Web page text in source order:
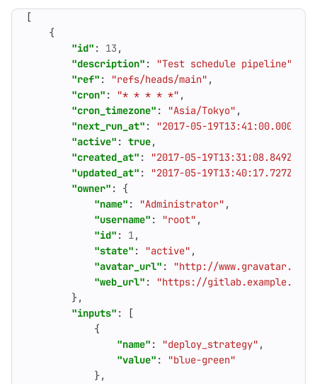
[
{
"id" : 13 ,
"description" : "Test schedule pipeline"
"ref" : "refs/heads/main" ,
"cron" : "* * * * *" ,
"cron_timezone" : "Asia/Tokyo" ,
"next_run_at" : "2017-05-19T13:41:00.000Z"
"active" : true,
"created_at" : "2017-05-19T13:31:08.849Z"
"updated_at" : "2017-05-19T13:40:17.727Z"
"owner" :
{
"name" : "Administrator" ,
"username" : "root" ,
"id" : 1,
"state" : "active" ,
"avatar_url" :
"http://www.gravatar.com/
"web_url" :
"https://
},
"inputs" :
[
{
"name" : "deploy_strategy" ,
"value" :
"blue-green"
},